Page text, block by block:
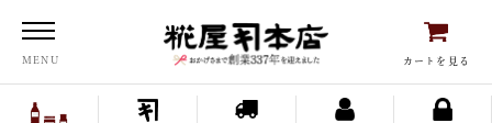
MENU カートを見る